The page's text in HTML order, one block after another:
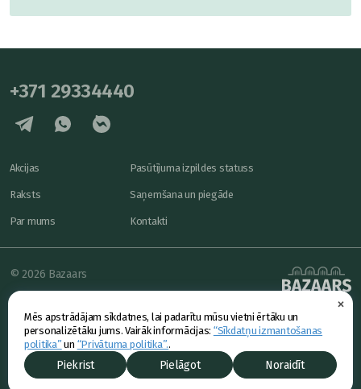
×
Mēs apstrādājam sīkdatnes, lai padarītu mūsu vietni ērtāku un
personalizētāku jums. Vairāk informācijas: “Sīkdatņu izmantošanas
politika” un “Privātuma politika”..
Piekrist Pielāgot Noraidīt
+371 29334440
Akcijas
Raksts
Par mums
Pasūtījuma izpildes statuss
Saņemšana un piegāde
Kontakti
powered by
© 2026 Bazaars
Konfidencialitāte
Piedāvājums